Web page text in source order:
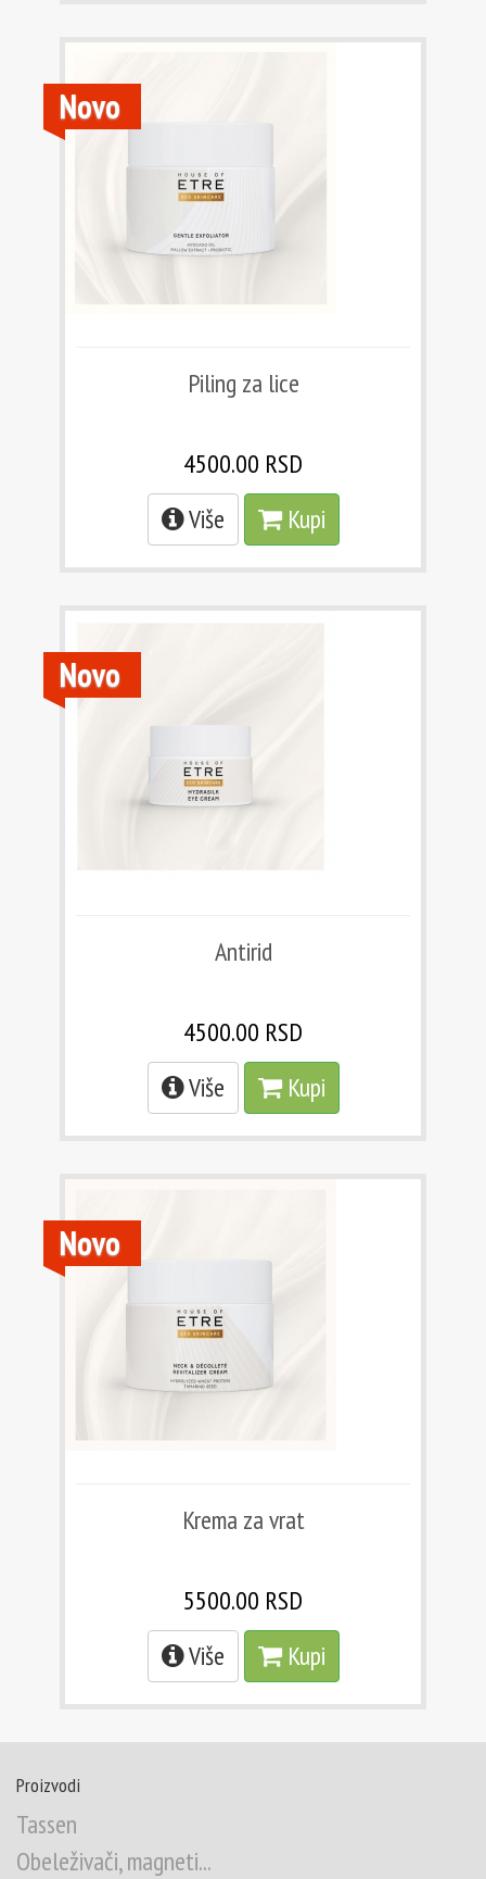
Piling za lice
4500.00 RSD
Više
Kupi
Novo
Antirid
4500.00 RSD
Više
Kupi
Novo
Krema za vrat
5500.00 RSD
Više
Kupi
Novo
Proizvodi
Tassen
Obeleživači, magneti...